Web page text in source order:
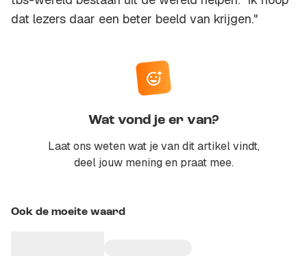
dat lezers daar een beter beeld van krijgen."
Wat vond je er van?
Laat ons weten wat je van dit artikel vindt,
deel jouw mening en praat mee.
Ook de moeite waard